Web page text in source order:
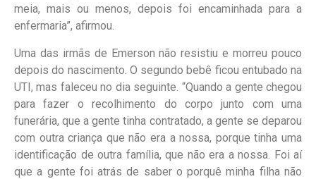
meia, mais ou menos, depois foi encaminhada para a
enfermaria”, afirmou.
Uma das irmãs de Emerson não resistiu e morreu pouco
depois do nascimento. O segundo bebê ficou entubado na
UTI, mas faleceu no dia seguinte. “Quando a gente chegou
para fazer o recolhimento do corpo junto com uma
funerária, que a gente tinha contratado, a gente se deparou
com outra criança que não era a nossa, porque tinha uma
identificação de outra família, que não era a nossa. Foi aí
que a gente foi atrás de saber o porquê minha filha não